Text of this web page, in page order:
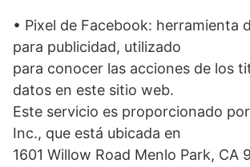
• Pixel de Facebook: herramienta
para publicidad, utilizado
para conocer las acciones de los
datos en este sitio web.
Este servicio es proporcionado
Inc., que está ubicada en
1601 Willow Road Menlo Park, CA